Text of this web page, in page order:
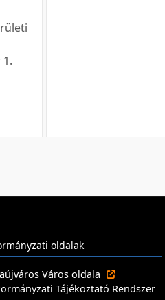
oldalak
Város oldala
Tájékoztató Rendszer